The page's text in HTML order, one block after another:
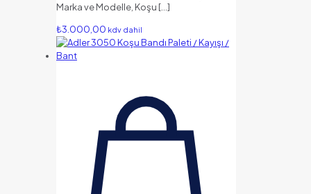
Marka ve Modelle, Koşu […]
₺3.000,00 kdv dahil